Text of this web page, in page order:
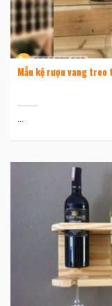
Mẫu kệ rượu vang treo